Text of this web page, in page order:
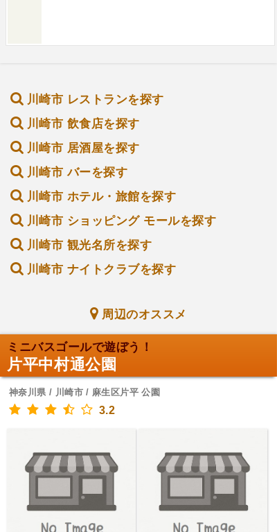
川崎市 レストランを探す
川崎市 飲食店を探す
川崎市 居酒屋を探す
川崎市 バーを探す
川崎市 ホテル・旅館を探す
川崎市 ショッピング モールを探す
川崎市 観光名所を探す
川崎市 ナイトクラブを探す
周辺のオススメ
ミニバスゴールで遊ぼう！
片平中村通公園
神奈川県 / 川崎市 / 麻生区片平 公園
3.2